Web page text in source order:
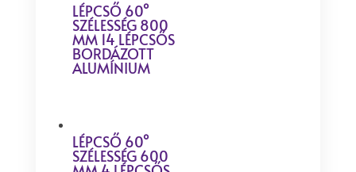
LÉPCSŐ 60°
SZÉLESSÉG 800
MM 14 LÉPCSŐS
BORDÁZOTT
ALUMÍNIUM
LÉPCSŐ 60°
SZÉLESSÉG 600